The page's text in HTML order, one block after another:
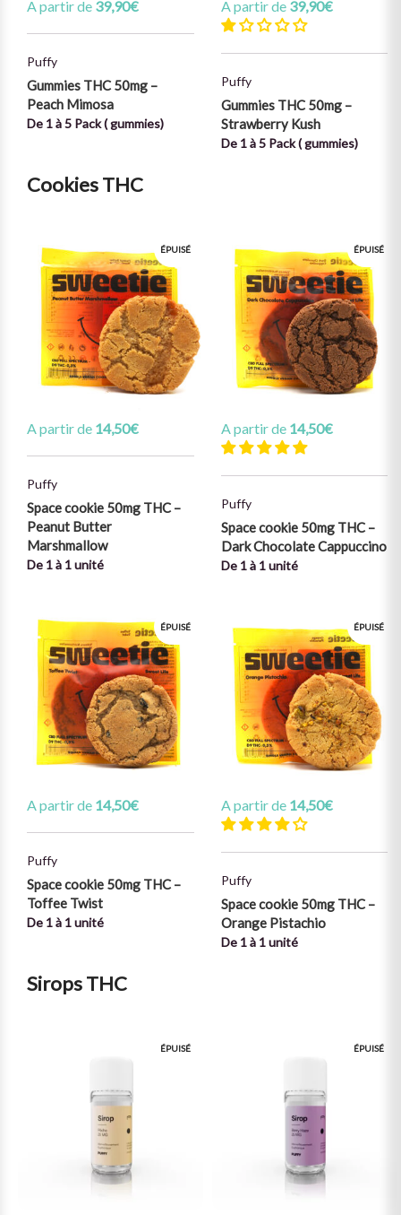
A partir de 39,90€
Puffy
Gummies THC 50mg –
Peach Mimosa
De 1 à 5 Pack ( gummies)
A partir de 39,90€
Puffy
Gummies THC 50mg –
Strawberry Kush
De 1 à 5 Pack ( gummies)
Cookies THC
ÉPUISÉ
A partir de 14,50€
Puffy
Space cookie 50mg THC –
Peanut Butter
Marshmallow
De 1 à 1 unité
ÉPUISÉ
A partir de 14,50€
Puffy
Space cookie 50mg THC –
Dark Chocolate Cappuccino
De 1 à 1 unité
ÉPUISÉ
A partir de 14,50€
Puffy
Space cookie 50mg THC –
Toffee Twist
De 1 à 1 unité
ÉPUISÉ
A partir de 14,50€
Puffy
Space cookie 50mg THC –
Orange Pistachio
De 1 à 1 unité
Sirops THC
ÉPUISÉ ÉPUISÉ